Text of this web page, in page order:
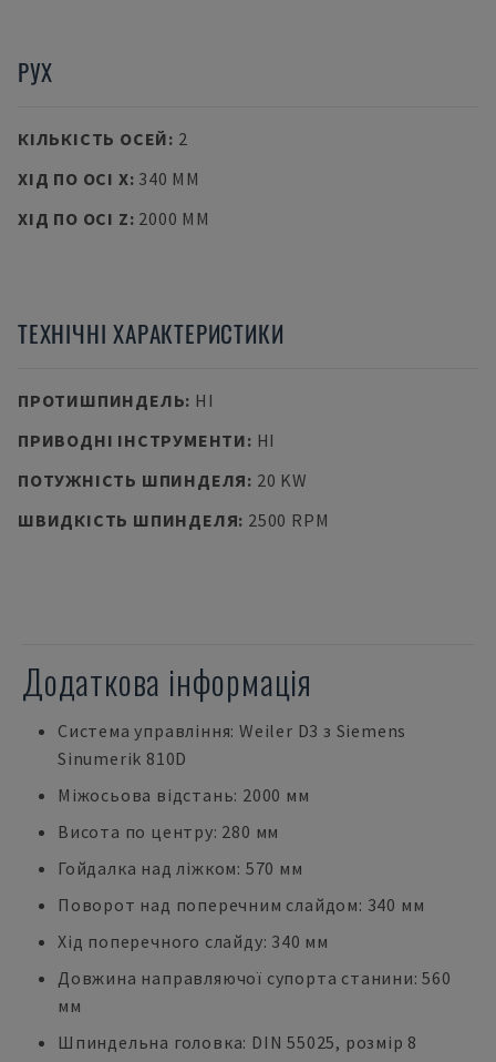
РУХ
КІЛЬКІСТЬ ОСЕЙ: 2
ХІД ПО ОСІ X: 340 MM
ХІД ПО ОСІ Z: 2000 MM
ТЕХНІЧНІ ХАРАКТЕРИСТИКИ
ПРОТИШПИНДЕЛЬ: НІ
ПРИВОДНІ ІНСТРУМЕНТИ: НІ
ПОТУЖНІСТЬ ШПИНДЕЛЯ: 20 KW
ШВИДКІСТЬ ШПИНДЕЛЯ: 2500 RPM
Додаткова інформація
Система управління: Weiler D3 з Siemens
Sinumerik 810D
Міжосьова відстань: 2000 мм
Висота по центру: 280 мм
Гойдалка над ліжком: 570 мм
Поворот над поперечним слайдом: 340 мм
Хід поперечного слайду: 340 мм
Довжина направляючої супорта станини: 560
мм
Шпиндельна головка: DIN 55025, розмір 8